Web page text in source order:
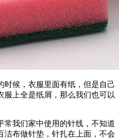
候，衣服里面有纸，但是自己
服上全是纸屑，那么我们也可以
我们家中使用的针线，不知道
洁布做针垫，针扎在上面，不会